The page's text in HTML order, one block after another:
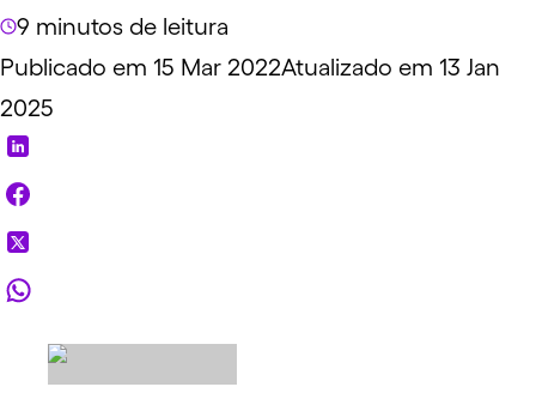
9 minutos de leitura
Publicado em 15 Mar 2022Atualizado em 13 Jan
2025